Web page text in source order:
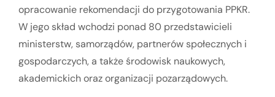
opracowanie rekomendacji do przygotowania PPKR.
W jego skład wchodzi ponad 80 przedstawicieli
ministerstw, samorządów, partnerów społecznych i
gospodarczych, a także środowisk naukowych,
akademickich oraz organizacji pozarządowych.